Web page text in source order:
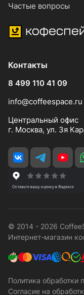
Частые вопросы
Контакты
8 499 110 41 09
info@coffeespace.ru
Центральный офис
г. Москва, ул. 3я
© 2014 - 2026
Интернет-магазин
Политика обработки
Согласие на